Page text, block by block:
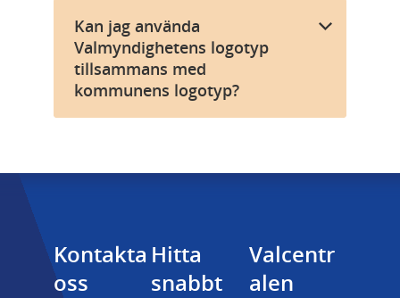
Kan jag använda
Valmyndighetens logotyp
tillsammans med
kommunens logotyp?
Kontakta
oss
Hitta
snabbt
Valcentr
alen